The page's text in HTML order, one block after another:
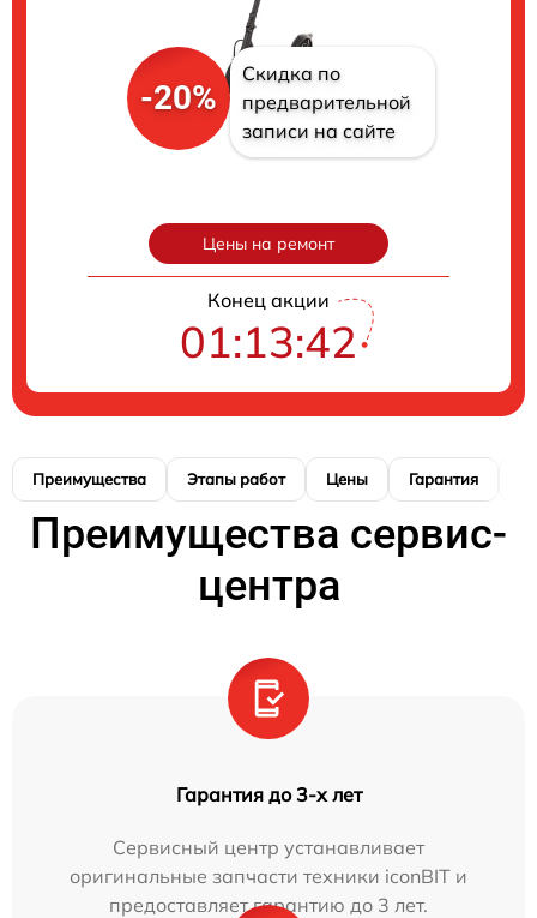
-20%
Скидка по
предварительной
записи на сайте
Цены на ремонт
Конец акции
01:13:41
Преимущества Этапы работ Цены Гарантия
Преимущества сервис-
центра
Гарантия до 3-х лет
Сервисный центр устанавливает
оригинальные запчасти техники iconBIT и
предоставляет гарантию до 3 лет.